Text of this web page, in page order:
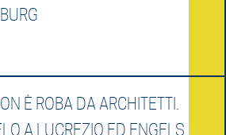
È ROBA DA ARCHITETTI.
A LUCREZIO ED ENGELS